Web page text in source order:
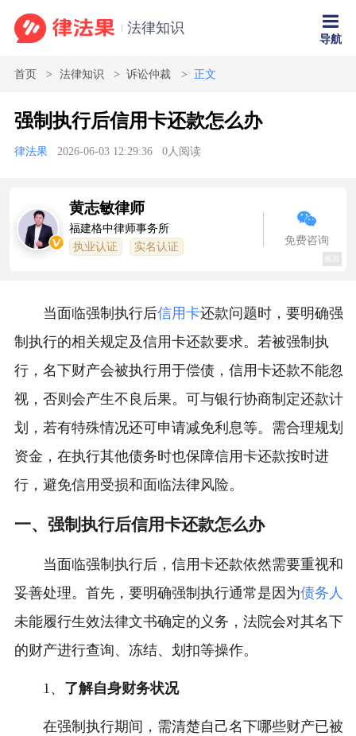
法律知识
导航
首页 法律知识 诉讼仲裁 正文
强制执行后信用卡还款怎么办
律法果 2026-06-03 12:29:36 0人阅读
黄志敏律师
福建格中律师事务所
执业认证 实名认证
免费咨询
当面临强制执行后信用卡还款问题时，要明确强
制执行的相关规定及信用卡还款要求。若被强制执
行，名下财产会被执行用于偿债，信用卡还款不能忽
视，否则会产生不良后果。可与银行协商制定还款计
划，若有特殊情况还可申请减免利息等。需合理规划
资金，在执行其他债务时也保障信用卡还款按时进
行，避免信用受损和面临法律风险。
一、强制执行后信用卡还款怎么办
当面临强制执行后，信用卡还款依然需要重视和
妥善处理。首先，要明确强制执行通常是因为债务人
未能履行生效法律文书确定的义务，法院会对其名下
的财产进行查询、冻结、划扣等操作。
1、 了解自身财务状况
在强制执行期间，需清楚自己名下哪些财产已被